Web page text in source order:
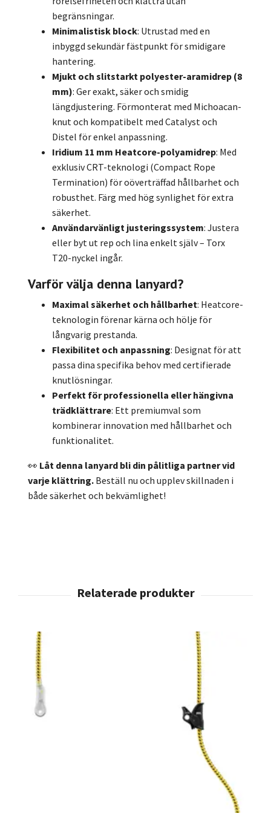
begränsningar.
Minimalistisk block: Utrustad med en
inbyggd sekundär fästpunkt för smidigare
hantering.
Mjukt och slitstarkt polyester-aramidrep (8
mm): Ger exakt, säker och smidig
längdjustering. Förmonterat med Michoacan-
knut och kompatibelt med Catalyst och
Distel för enkel anpassning.
Iridium 11 mm Heatcore-polyamidrep: Med
exklusiv CRT-teknologi (Compact Rope
Termination) för oöverträffad hållbarhet och
robusthet. Färg med hög synlighet för extra
säkerhet.
Användarvänligt justeringssystem: Justera
eller byt ut rep och lina enkelt själv – Torx
T20-nyckel ingår.
Varför välja denna lanyard?
Maximal säkerhet och hållbarhet: Heatcore-
teknologin förenar kärna och hölje för
långvarig prestanda.
Flexibilitet och anpassning: Designat för att
passa dina specifika behov med certifierade
knutlösningar.
Perfekt för professionella eller hängivna
trädklättrare: Ett premiumval som
kombinerar innovation med hållbarhet och
funktionalitet.
👀 Låt denna lanyard bli din pålitliga partner vid
varje klättring. Beställ nu och upplev skillnaden i
både säkerhet och bekvämlighet!